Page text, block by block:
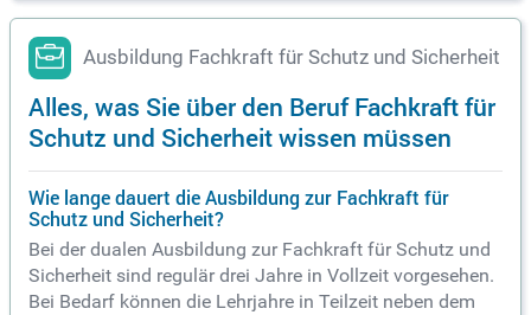
Ausbildung Fachkraft für Schutz und Sicherheit
Alles, was Sie über den Beruf Fachkraft für
Schutz und Sicherheit wissen müssen
Wie lange dauert die Ausbildung zur Fachkraft für
Schutz und Sicherheit?
Bei der dualen Ausbildung zur Fachkraft für Schutz und
Sicherheit sind regulär drei Jahre in Vollzeit vorgesehen.
Bei Bedarf können die Lehrjahre in Teilzeit neben dem